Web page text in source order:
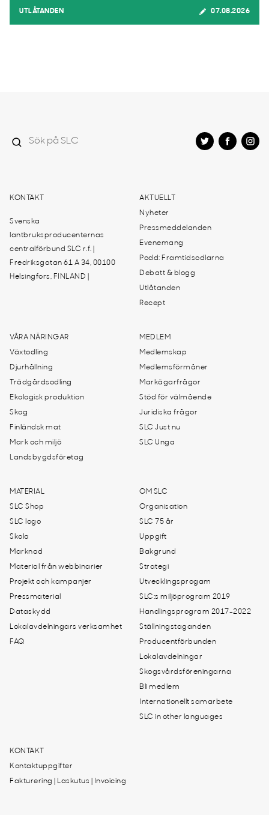
UTLÅTANDEN 07.08.2026
KONTAKT
Svenska
lantbruksproducenternas
centralförbund SLC r.f. |
Fredriksgatan 61 A 34, 00100
Helsingfors, FINLAND |
AKTUELLT
Nyheter
Pressmeddelanden
Evenemang
Podd: Framtidsodlarna
Debatt & blogg
Utlåtanden
Recept
VÅRA NÄRINGAR
Växtodling
Djurhållning
Trädgårdsodling
Ekologisk produktion
Skog
Finländsk mat
Mark och miljö
Landsbygdsföretag
MEDLEM
Medlemskap
Medlemsförmåner
Markägarfrågor
Stöd för välmående
Juridiska frågor
SLC Just nu
SLC Unga
MATERIAL
SLC Shop
SLC logo
Skola
Marknad
Material från webbinarier
Projekt och kampanjer
Pressmaterial
Dataskydd
Lokalavdelningars verksamhet
FAQ
OM SLC
Organisation
SLC 75 år
Uppgift
Bakgrund
Strategi
Utvecklingsprogam
SLC:s miljöprogram 2019
Handlingsprogram 2017-2022
Ställningstaganden
Producentförbunden
Lokalavdelningar
Skogsvårdsföreningarna
Bli medlem
Internationellt samarbete
SLC in other languages
KONTAKT
Kontaktuppgifter
Fakturering | Laskutus | Invoicing